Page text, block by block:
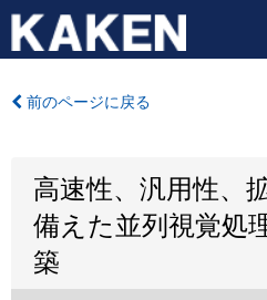
前のページに戻る
高速性、汎用性、
備えた並列視覚処
築